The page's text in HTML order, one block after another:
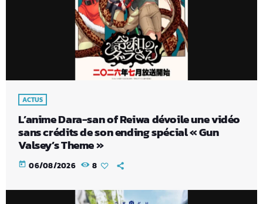
ACTUS
L’anime Dara-san of Reiwa dévoile une vidéo
sans crédits de son ending spécial « Gun
Valsey’s Theme »
today 06/08/2026 8